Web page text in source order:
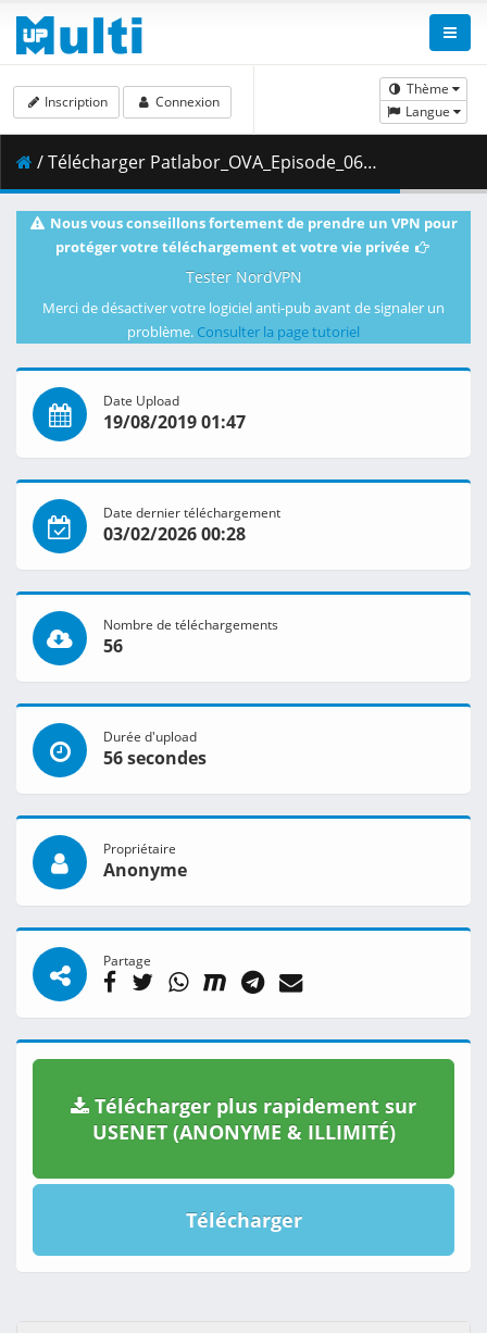
Thème
Langue
Inscription Connexion
/ Télécharger Patlabor_OVA_Episode_06__Player_Edition___x264_AC3_.mp4.002 ( 435.81 MB )
Nous vous conseillons fortement de prendre un VPN pour
protéger votre téléchargement et votre vie privée
Tester NordVPN
Merci de désactiver votre logiciel anti-pub avant de signaler un
problème. Consulter la page tutoriel
Date Upload
19/08/2019 01:47
Date dernier téléchargement
03/02/2026 00:28
Nombre de téléchargements
56
Durée d'upload
56 secondes
Propriétaire
Anonyme
Partage
Télécharger plus rapidement sur
USENET (ANONYME & ILLIMITÉ)
Télécharger